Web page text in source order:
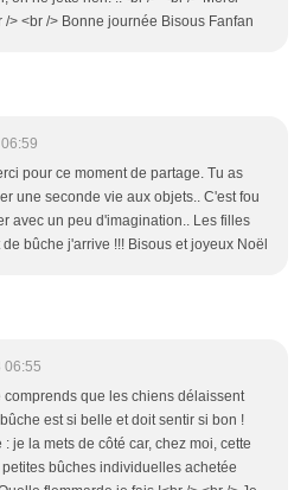
> <br /> Bonne journée Bisous Fanfan
pour ce moment de partage. Tu as
une seconde vie aux objets.. C'est fou
avec un peu d'imagination.. Les filles
bûche j'arrive !!! Bisous et joyeux Noël
06:55
comprends que les chiens délaissent
est si belle et doit sentir si bon !
: je la mets de côté car, chez moi, cette
bûches individuelles achetée